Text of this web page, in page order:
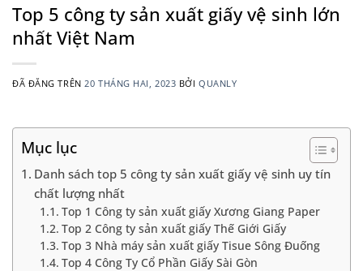
Top 5 công ty sản xuất giấy vệ sinh lớn
nhất Việt Nam
ĐÃ ĐĂNG TRÊN20 THÁNG HAI, 2023 BỞIQUANLY
Mục lục
Danh sách top 5 công ty sản xuất giấy vệ sinh uy tín
chất lượng nhất
Top 1 Công ty sản xuất giấy Xương Giang Paper
Top 2 Công ty sản xuất giấy Thế Giới Giấy
Top 3 Nhà máy sản xuất giấy Tisue Sông Đuống
Top 4 Công Ty Cổ Phần Giấy Sài Gòn